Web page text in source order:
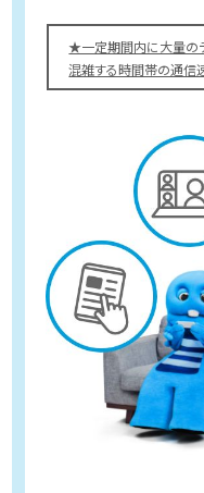
★一定期間内に大量の
混雑する時間帯の通信